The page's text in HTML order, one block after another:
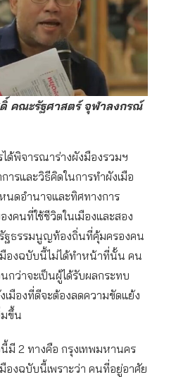
คณะรัฐศาสตร์ จุฬาลงกรณ์
ได้พิจารณาร่างผังมืองรวมฯ
รและวิธีคิดในการทำผังเมือ
นดอำนาจและทิศทางการ
คนที่ใช้ชีวิตในเมืองและสอง
ฐธรรมนูญท้องถิ่นที่คุ้มครองคน
มืองฉบับนี้ไม่ได้ทำหน้าที่นั้น คน
กว่าจะเป็นผู้ได้รับผลกระทบ
เมืองที่ดีจะต้องลดความขัดแย้ง
ขึ้น
มี 2 ทางคือ กรุงเทพมหานคร
องฉบับนี้เพราะว่า คนที่อยู่อาศัย